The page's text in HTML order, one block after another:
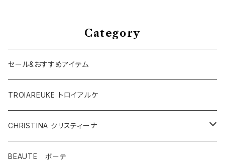
Category
セール&おすすめアイテム
TROIAREUKE トロイアルケ
CHRISTINA クリスティーナ
テラスキン
BEAUTE ボーテ